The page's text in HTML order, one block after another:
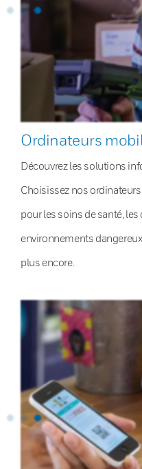
Ordinateurs
Découvrez les solutions
Choisissez nos
pour les soins de santé,
environnements
plus encore.